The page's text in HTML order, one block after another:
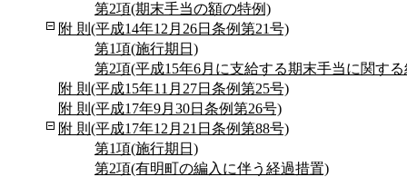
第2項(期末手当の額の特例)
附 則(平成14年12月26日条例第21号)
第1項(施行期日)
第2項(平成15年6月に支給する期末手当に関す
附 則(平成15年11月27日条例第25号)
附 則(平成17年9月30日条例第26号)
附 則(平成17年12月21日条例第88号)
第1項(施行期日)
第2項(有明町の編入に伴う経過措置)